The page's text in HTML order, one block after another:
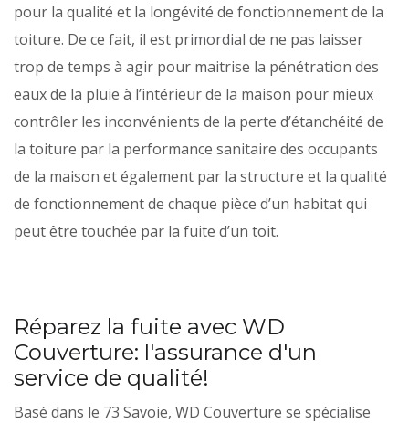
pour la qualité et la longévité de fonctionnement de la
toiture. De ce fait, il est primordial de ne pas laisser
trop de temps à agir pour maitrise la pénétration des
eaux de la pluie à l’intérieur de la maison pour mieux
contrôler les inconvénients de la perte d’étanchéité de
la toiture par la performance sanitaire des occupants
de la maison et également par la structure et la qualité
de fonctionnement de chaque pièce d’un habitat qui
peut être touchée par la fuite d’un toit.
Réparez la fuite avec WD
Couverture: l'assurance d'un
service de qualité!
Basé dans le 73 Savoie, WD Couverture se spécialise